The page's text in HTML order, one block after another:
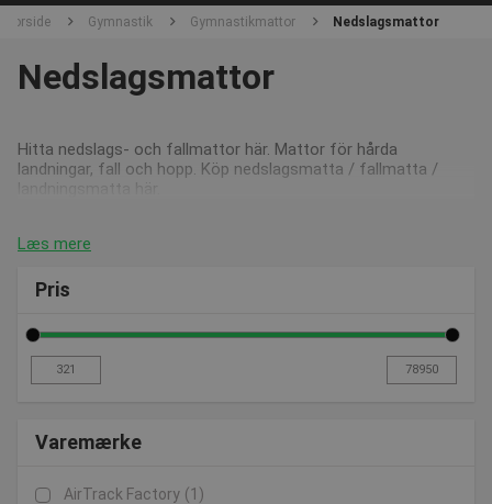
Forside Gymnastik Gymnastikmattor Nedslagsmattor
Nedslagsmattor
Hitta nedslags- och fallmattor här. Mattor för hårda
landningar, fall och hopp. Köp nedslagsmatta / fallmatta /
Læs mere
Pris
Varemærke
AirTrack Factory (1)